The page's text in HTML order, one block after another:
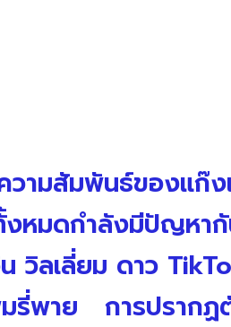
วามสัมพันธ์ของแ
งหมดกำลังมีปัญห
วิลเลี่ยม ดาว
พาย การปรากฏ